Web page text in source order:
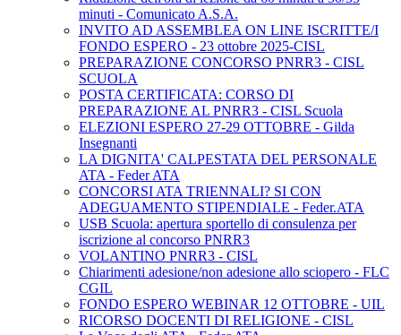
minuti - Comunicato A.S.A.
INVITO AD ASSEMBLEA ON LINE ISCRITTE/I
FONDO ESPERO - 23 ottobre 2025-CISL
PREPARAZIONE CONCORSO PNRR3 - CISL
SCUOLA
POSTA CERTIFICATA: CORSO DI
PREPARAZIONE AL PNRR3 - CISL Scuola
ELEZIONI ESPERO 27-29 OTTOBRE - Gilda
Insegnanti
LA DIGNITA' CALPESTATA DEL PERSONALE
ATA - Feder ATA
CONCORSI ATA TRIENNALI? SI CON
ADEGUAMENTO STIPENDIALE - Feder.ATA
USB Scuola: apertura sportello di consulenza per
iscrizione al concorso PNRR3
VOLANTINO PNRR3 - CISL
Chiarimenti adesione/non adesione allo sciopero - FLC
CGIL
FONDO ESPERO WEBINAR 12 OTTOBRE - UIL
RICORSO DOCENTI DI RELIGIONE - CISL